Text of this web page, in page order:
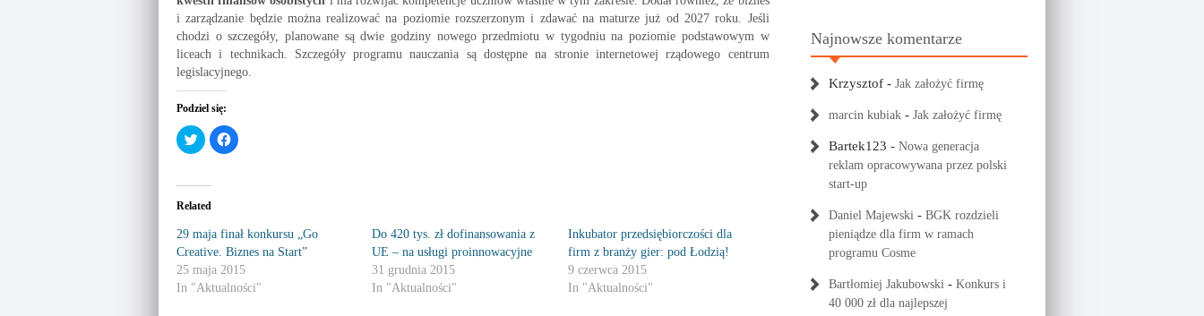
i zarządzanie będzie można realizować na poziomie rozszerzonym i zdawać na maturze już od 2027 roku. Jeśli
chodzi o szczegóły, planowane są dwie godziny nowego przedmiotu w tygodniu na poziomie podstawowym w
liceach i technikach. Szczegóły programu nauczania są dostępne na stronie internetowej rządowego centrum
legislacyjnego.
Podziel się:
C
l
t
o
s
a
e
o
n
T
C
l
a
r
e
o
n
F
Related
29 maja finał konkursu „Go
Creative. Biznes na Start”
25 maja 2015
In "Aktualności"
Do 420 tys. zł dofinansowania z
UE – na usługi proinnowacyjne
31 grudnia 2015
In "Aktualności"
Inkubator przedsiębiorczości dla
firm z branży gier: pod Łodzią!
9 czerwca 2015
In "Aktualności"
Najnowsze komentarze
Krzysztof - Jak założyć firmę
marcin kubiak - Jak założyć firmę
Bartek123 - Nowa generacja
reklam opracowywana przez polski
start-up
Daniel Majewski - BGK rozdzieli
pieniądze dla firm w ramach
programu Cosme
Bartłomiej Jakubowski - Konkurs i
40 000 zł dla najlepszej